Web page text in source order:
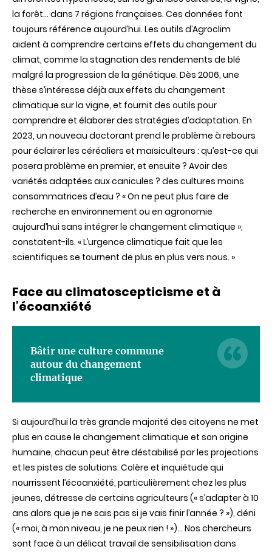
la forêt… dans 7 régions françaises. Ces données font
toujours référence aujourd’hui. Les outils d’Agroclim
aident à comprendre certains effets du changement du
climat, comme la stagnation des rendements de blé
malgré la progression de la génétique. Dès 2006, une
thèse s’intéresse déjà aux effets du changement
climatique sur la vigne, et fournit des outils pour
comprendre et élaborer des stratégies d’adaptation. En
2023, un nouveau doctorant prend le problème à rebours
pour éclairer les céréaliers et maïsiculteurs : qu’est-ce qui
posera problème en premier, et ensuite ? Avoir des
variétés adaptées aux canicules ? des cultures moins
consommatrices d’eau ? « On ne peut plus faire de
recherche en environnement ou en agronomie
aujourd’hui sans intégrer le changement climatique »,
constatent-ils. « L’urgence climatique fait que les
scientifiques se tournent de plus en plus vers nous. »
Face au climatoscepticisme et à
l’écoanxiété
Bâtir une culture commune
autour du changement
climatique
Si aujourd’hui la très grande majorité des citoyens ne met
plus en cause le changement climatique et son origine
humaine, chacun peut être déstabilisé par les projections
et les pistes de solutions. Colère et inquiétude qui
nourrissent l’écoanxiété, particulièrement chez les plus
jeunes, détresse de certains agriculteurs (« s’adapter à 10
ans alors que je ne sais pas si je vais finir l’année ? »), déni
(« moi, à mon niveau, je ne peux rien ! »)… Nos chercheurs
sont face à un délicat travail de sensibilisation dans